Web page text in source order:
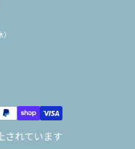
されています